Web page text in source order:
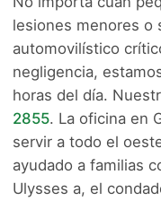
lesiones menores o
automovilístico
negligencia,
horas del día.
2855. La oficina en
servir a todo el
ayudado a familias
Ulysses a, el